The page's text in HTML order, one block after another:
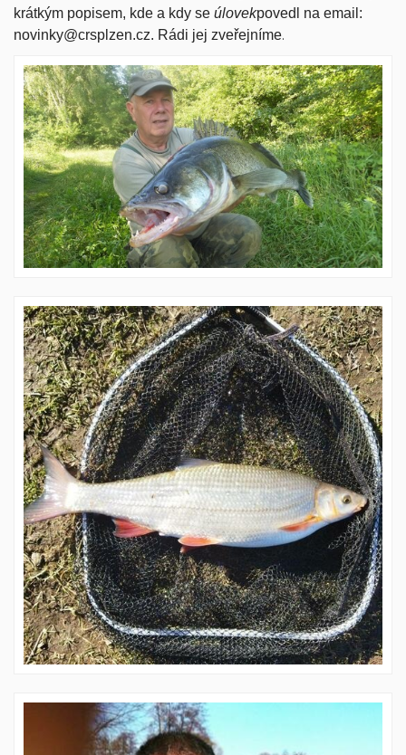
krátkým popisem, kde a kdy se úlovekpovedl na email:
novinky@crsplzen.cz. Rádi jej zveřejníme.